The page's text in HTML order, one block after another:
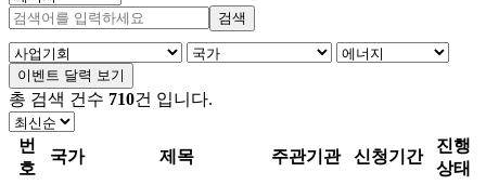
검색
이벤트 달력 보기
총 검색 건수 710건 입니다.
번
호
국가 제목 주관기관 신청기간
진행
상태